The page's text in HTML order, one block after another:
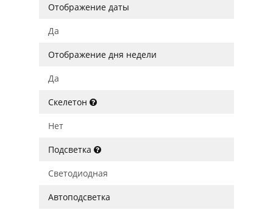
Отображение даты
Да
Отображение дня недели
Да
Скелетон
Нет
Подсветка
Светодиодная
Автоподсветка